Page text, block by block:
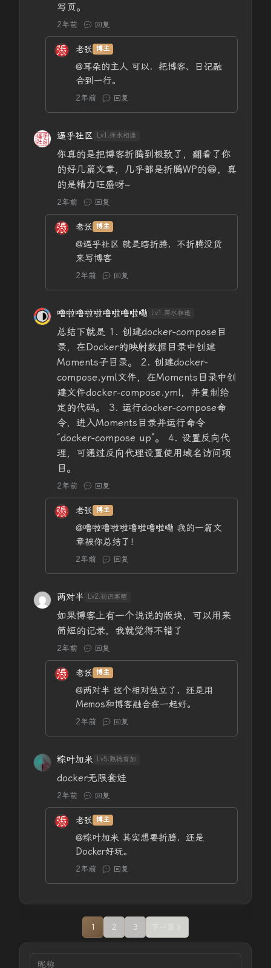
写页。
2年前 回复
老张 博主
@耳朵的主人 可以，把博客、日记融
合到一行。
2年前 回复
逼乎社区 Lv1.萍水相逢
你真的是把博客折腾到极致了，翻看了你
的好几篇文章，几乎都是折腾WP的😁，真
的是精力旺盛呀~
2年前 回复
老张 博主
@逼乎社区 就是瞎折腾，不折腾没货
来写博客
2年前 回复
噜啦噜啦啦噜啦噜啦嘞 Lv1.萍水相逢
总结下就是 1. 创建docker-compose目
录，在Docker的映射数据目录中创建
Moments子目录。 2. 创建docker-
compose.yml文件，在Moments目录中创
建文件docker-compose.yml，并复制给
定的代码。 3. 运行docker-compose命
令，进入Moments目录并运行命令
“docker-compose up”。 4. 设置反向代
理，可通过反向代理设置使用域名访问项
目。
2年前 回复
老张 博主
@噜啦噜啦啦噜啦噜啦嘞 我的一篇文
章被你总结了！
2年前 回复
两对半 Lv2.初识寒暄
如果博客上有一个说说的版块，可以用来
简短的记录，我就觉得不错了
2年前 回复
老张 博主
@两对半 这个相对独立了，还是用
Memos和博客融合在一起好。
2年前 回复
粽叶加米 Lv5.熟稔有加
docker无限套娃
2年前 回复
老张 博主
@粽叶加米 其实想要折腾，还是
Docker好玩。
2年前 回复
1 2 3 下一页